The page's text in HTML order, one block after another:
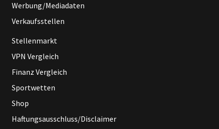
Werbung/Mediadaten
Verkaufsstellen
Stellenmarkt
VPN Vergleich
Finanz Vergleich
Sportwetten
Shop
Haftungsausschluss/Disclaimer